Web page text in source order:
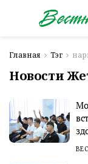
Главная Тэг
Новости